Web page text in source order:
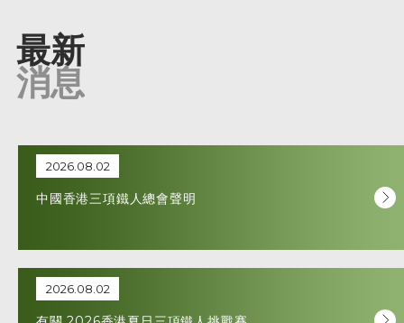
最新
消息
2026.08.02
中國香港三項鐵人總會聲明
2026.08.02